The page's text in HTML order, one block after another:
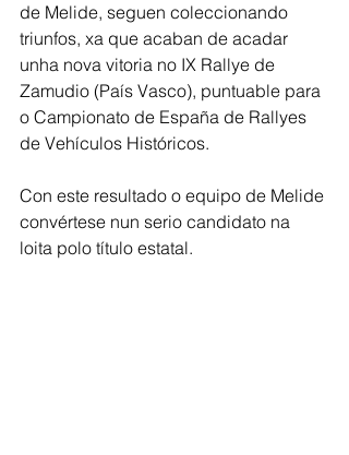
de Melide, seguen coleccionando
triunfos, xa que acaban de acadar
unha nova vitoria no IX Rallye de
Zamudio (País Vasco), puntuable para
o Campionato de España de Rallyes
de Vehículos Históricos.
Con este resultado o equipo de Melide
convértese nun serio candidato na
loita polo título estatal.